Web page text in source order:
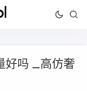
好吗 _高仿奢